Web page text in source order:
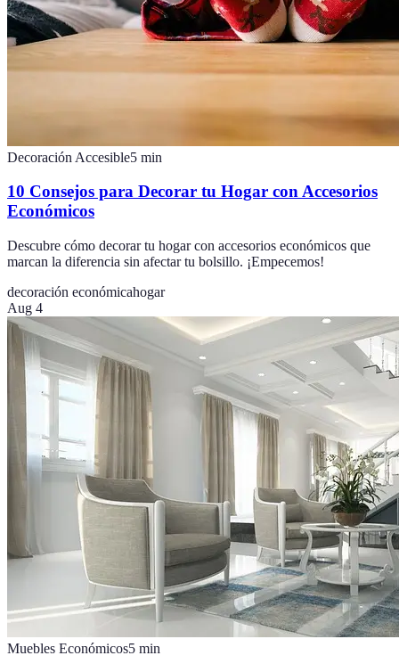
Decoración Accesible5 min
10 Consejos para Decorar tu Hogar con Accesorios
Económicos
Descubre cómo decorar tu hogar con accesorios económicos que
marcan la diferencia sin afectar tu bolsillo. ¡Empecemos!
decoración económicahogar
Aug 4
Muebles Económicos5 min